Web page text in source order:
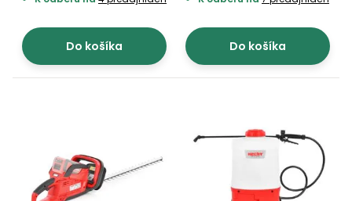
Do košíka Do košíka